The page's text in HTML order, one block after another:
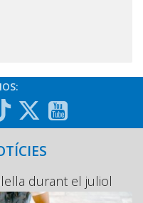
durant el juliol